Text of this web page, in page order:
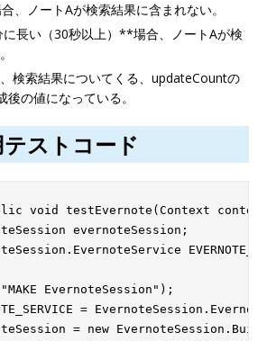
、ノートAが検索結果に含まれない。
長い（30秒以上）**場合、ノートAが検
検索結果についてくる、updateCountの
の値になっている。
ストコード
void testEvernote(Context
evernoteSession;
EvernoteSession");
=
= new